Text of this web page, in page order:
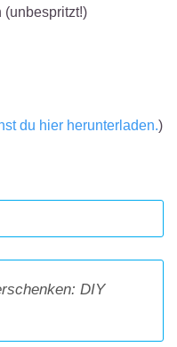
(unbespritzt!)
du hier herunterladen.)
DIY